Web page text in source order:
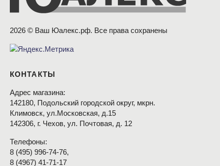
2026 © Ваш Юалекс.рф. Все права сохранены
КОНТАКТЫ
Адрес магазина:
142180, Подольский городской округ, мкрн.
Климовск, ул.Московская, д.15
142306, г. Чехов, ул. Почтовая, д. 12
Телефоны:
8 (495) 996-74-76,
8 (4967) 41-71-17